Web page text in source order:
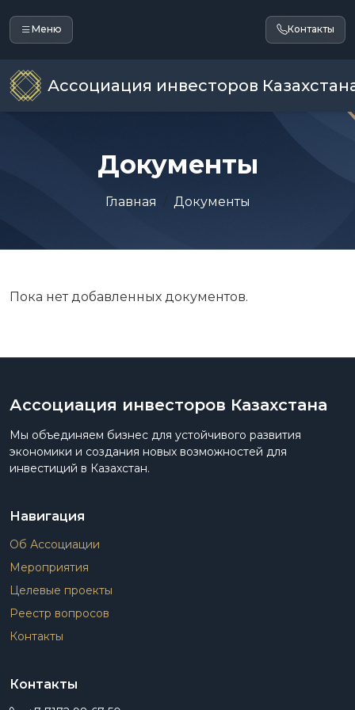
Меню Контакты
Ассоциация инвесторов
Документы
Главная Документы
Пока нет добавленных документов.
Ассоциация инвесторов Казахстана
Мы объединяем бизнес для устойчивого развития
экономики и создания новых возможностей для
инвестиций в Казахстан.
Навигация
Об Ассоциации
Мероприятия
Целевые проекты
Реестр вопросов
Контакты
Контакты